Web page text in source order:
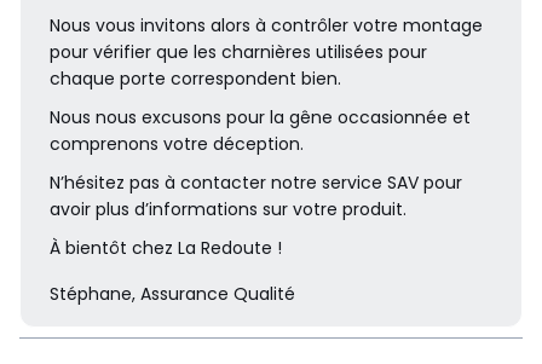
Nous vous invitons alors à contrôler votre montage
pour vérifier que les charnières utilisées pour
chaque porte correspondent bien.
Nous nous excusons pour la gêne occasionnée et
comprenons votre déception.
N’hésitez pas à contacter notre service SAV pour
avoir plus d’informations sur votre produit.
À bientôt chez La Redoute !
Stéphane, Assurance Qualité